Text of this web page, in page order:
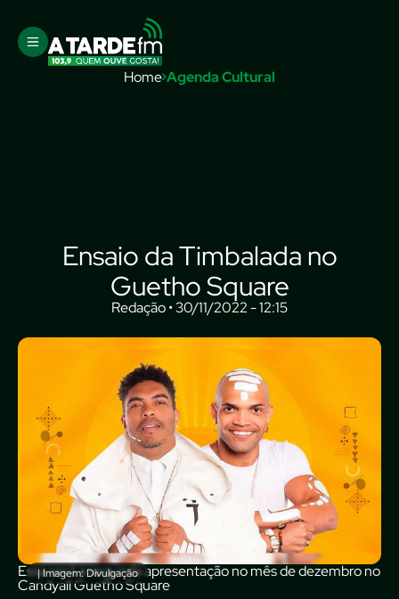
Home Agenda Cultural
Ensaio da Timbalada no
Guetho Square
Redação • 30/11/2022 - 12:15
Essa será a segunda apresentação no mês de dezembro no
Candyall Guetho Square
| Imagem: Divulgação